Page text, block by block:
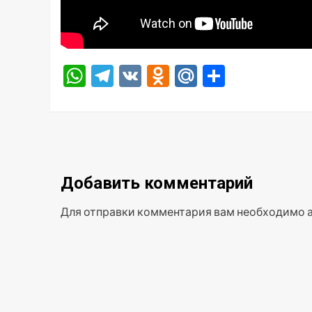
WhatsApp
Telegram
VK Odnoklassniki
Mail.Ru
Добавить комментарий
Для отправки комментария вам необходимо